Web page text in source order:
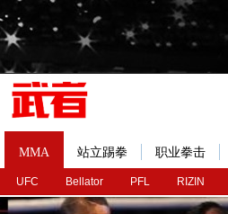
MMA
UFC Bellator PFL RIZIN
站立踢拳 职业拳击